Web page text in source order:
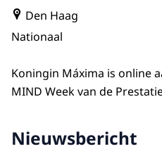
Den Haag
Nationaal
Koningin Máxima is online
MIND Week van de
Nieuwsbericht